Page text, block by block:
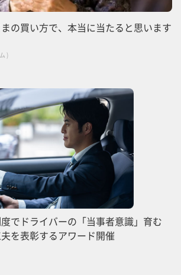
まの買い方で、本当に当たると思います
)
でドライバーの「当事者意識」育む
を表彰するアワード開催